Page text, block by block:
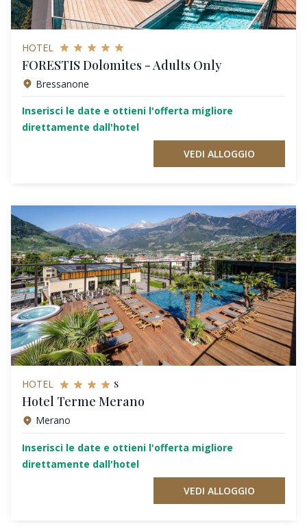
HOTEL
FORESTIS Dolomites - Adults Only
Bressanone
Inserisci le date e ottieni l'offerta migliore
direttamente dall'hotel
VEDI ALLOGGIO
HOTEL s
Hotel Terme Merano
Merano
Inserisci le date e ottieni l'offerta migliore
direttamente dall'hotel
VEDI ALLOGGIO